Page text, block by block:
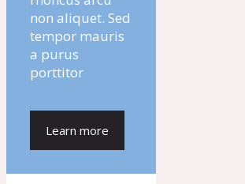
non aliquet. Sed
tempor mauris
a purus
porttitor
Learn more